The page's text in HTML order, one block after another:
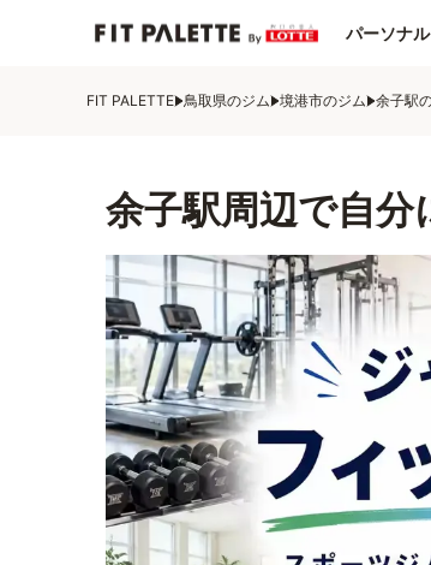
パーソナ
FIT PALETTE 鳥取県のジム 境港市のジム 余子駅
余子駅周辺で自